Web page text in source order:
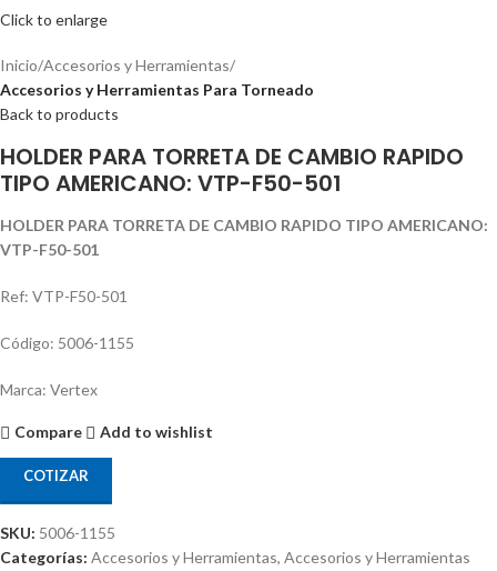
Click to enlarge
Inicio Accesorios y Herramientas
Accesorios y Herramientas Para Torneado
Back to products
HOLDER PARA TORRETA DE CAMBIO RAPIDO
TIPO AMERICANO: VTP-F50-501
HOLDER PARA TORRETA DE CAMBIO RAPIDO TIPO AMERICANO:
VTP-F50-501
Ref: VTP-F50-501
Código: 5006-1155
Marca: Vertex
Compare Add to wishlist
COTIZAR
SKU: 5006-1155
Categorías: Accesorios y Herramientas, Accesorios y Herramientas